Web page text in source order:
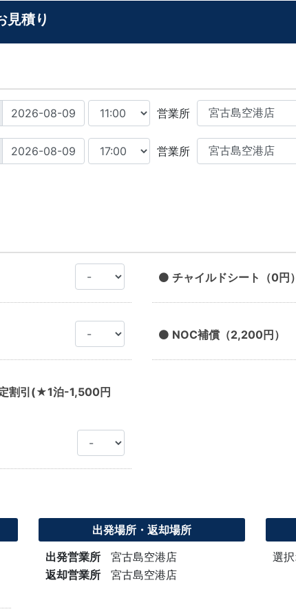
見積り
営業所
営業所
チャイルドシート（0円
NOC補償（2,200円）
割引(★1泊-1,500円
出発場所・返却場所
出発営業所
宮古島空港店
返却営業所
宮古島空港店
選